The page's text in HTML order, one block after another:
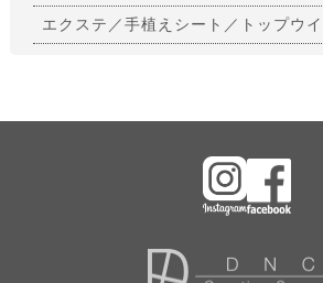
エクステ／手植えシート／トップウ